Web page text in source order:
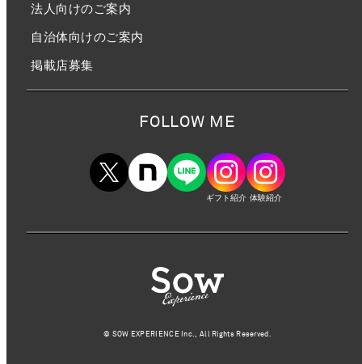
法人向けのご案内
自治体向けのご案内
掲載店募集
FOLLOW ME
ギフト紹介 体験紹介
©︎ SOW EXPERIENCE Inc., All Rights Reserved.